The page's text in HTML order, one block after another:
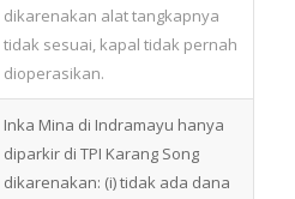
dikarenakan alat tangkapnya
tidak sesuai, kapal tidak pernah
dioperasikan.
Inka Mina di Indramayu hanya
diparkir di TPI Karang Song
dikarenakan: (i) tidak ada dana